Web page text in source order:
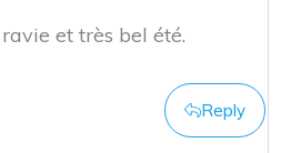
ravie et très bel été.
Reply